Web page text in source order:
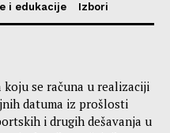
i edukacije Izbori
se računa u realizaciji
datuma iz prošlosti
i drugih dešavanja u